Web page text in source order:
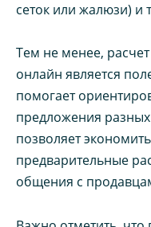
сеток или жалюзи) и
Тем не менее,
онлайн является
помогает
предложения
позволяет
предварительные
общения с